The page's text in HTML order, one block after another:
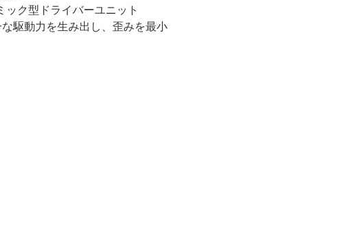
ック型ドライバーユニット
駆動力を生み出し、歪みを最小